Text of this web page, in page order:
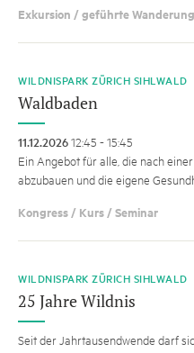
Exkursion / geführte Wanderung
WILDNISPARK ZÜRICH SIHLWALD
Waldbaden
11.12.202612:45 - 15:45
Ein Angebot für alle, die nach
abzubauen und die eigene
Kongress / Kurs / Seminar
WILDNISPARK ZÜRICH SIHLWALD
25 Jahre Wildnis
Seit der Jahrtausendwende darf